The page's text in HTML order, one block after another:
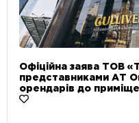
Офіційна заява ТОВ
представниками АТ
орендарів до